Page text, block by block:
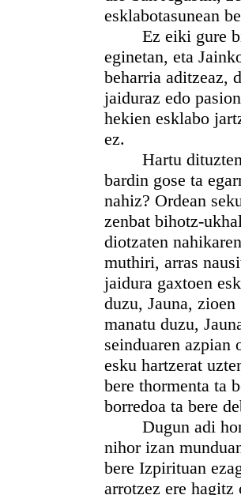
esklabotasunean
Ez eiki gure
eginetan, eta
beharria aditzeaz,
jaiduraz edo
hekien esklabo
ez.
Hartu dituzten
bardin gose ta
nahiz? Ordean
zenbat bihotz-
diotzaten
muthiri, arras
jaidura gaxtoen
duzu, Jauna,
manatu duzu,
seinduaren azpian
esku hartzerat
bere thormenta ta
borredoa ta bere
Dugun adi
nihor izan
bere Izpirituan
arrotzez ere hagitz